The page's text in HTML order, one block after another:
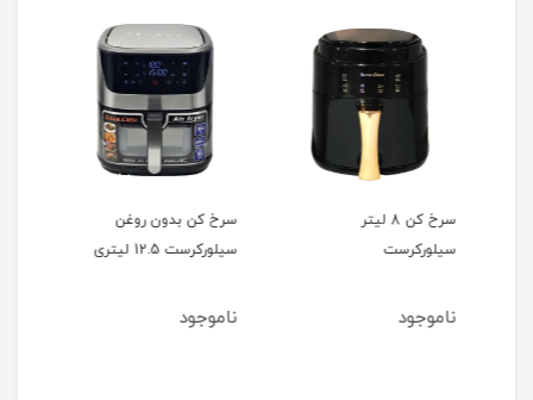
سرخ کن 8 لیتر
سیلورکرست
ناموجود
سرخ کن بدون روغن
سیلورکرست 12.5 لیتری
ناموجود